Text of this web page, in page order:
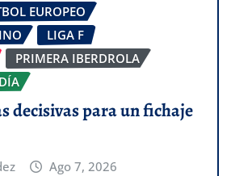
EUROPEO
LIGA F
PRIMERA IBERDROLA
decisivas para un fichaje
Ago 7, 2026